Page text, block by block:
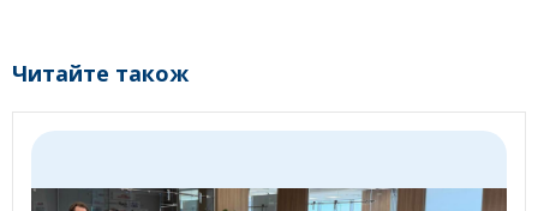
Читайте також